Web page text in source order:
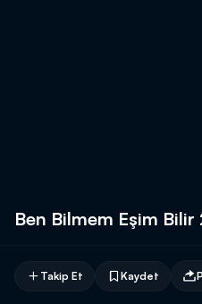
Ben Bilmem Eşim Bilir
Takip Et Kaydet